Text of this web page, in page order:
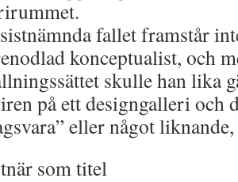
fallet framstår
konceptualist, och
skulle han lika
på ett designgalleri och
eller något
som titel